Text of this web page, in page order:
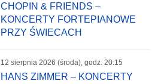
CHOPIN & FRIENDS –
KONCERTY FORTEPIANOWE
PRZY ŚWIECACH
12 sierpnia 2026 (środa), godz. 20:15
HANS ZIMMER – KONCERTY